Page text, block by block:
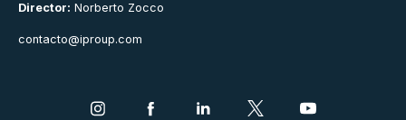
Director: Norberto Zocco
contacto@iproup.com